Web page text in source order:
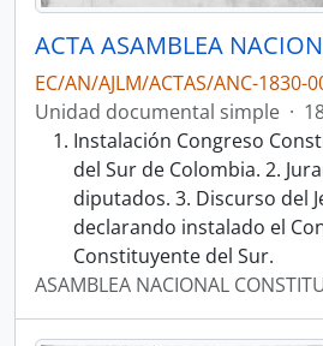
EC/AN/AJLM/ACTAS/ANC-1830-
Unidad documental simple ·
Instalación Congreso
del Sur de Colombia. 2.
diputados. 3. Discurso del
declarando instalado el
Constituyente del Sur.
ASAMBLEA NACIONAL